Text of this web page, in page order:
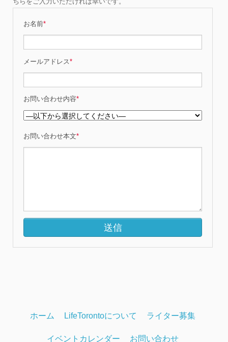
お名前*
メールアドレス*
お問い合わせ内容*
お問い合わせ本文*
ホーム LifeTorontoについて ライター募集
イベントカレンダー お問い合わせ